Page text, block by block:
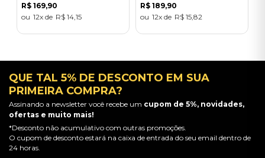
R$ 169,90
12
R$ 14 15
R$ 189,90
12
R$ 15 82
QUE TAL 5% DE DESCONTO EM SUA
PRIMEIRA COMPRA?
Assinando a newsletter você recebe um cupom de 5%, novidades,
ofertas e muito mais!
*Desconto não acumulativo com outras promoções.
O cupom de desconto estará na caixa de entrada do seu email dentro de
24 horas.